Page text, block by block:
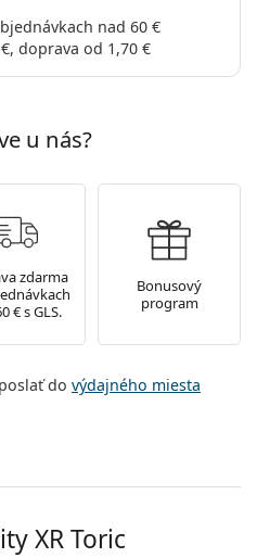
nad 60 €
doprava od 1,70 €
u nás?
zdarma
€ s GLS.
Bonusový
program
do výdajného miesta
XR Toric